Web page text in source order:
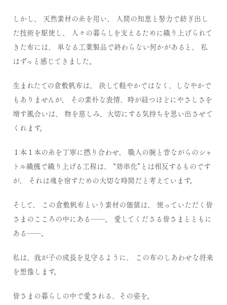
しかし、 天然素材の糸を用い、
人間の知恵と努力で紡ぎ出し
た技術を駆使し、
人々の暮らしを支えるために織り上げられて
きた布には、
単なる工業製品で終わらない何かがあると、
私
はずっと感じてきました。
生まれたての倉敷帆布は、
決して軽やかではなく、しなやかで
もありませんが、
その素朴な表情、時が経つほどにやさしさを
増す風合いは、
物を慈しみ、大切にする気持ちを思い出させて
くれます。
１本１本の糸を丁寧に撚り合わせ、
職人の腕と昔ながらのシャ
トル織機で織り上げる工程は、
“効率化”とは相反するものです
が、
それは魂を宿すための大切な時間だと考えています。
そして、 この倉敷帆布という素材の価値は、
使っていただく皆
さまのこころの中にある──。
愛してくださる皆さまとともに
ある──。
私は、我が子の成長を見守るように、
この布のしあわせな将来
を想像します。
皆さまの暮らしの中で愛される、その姿を。